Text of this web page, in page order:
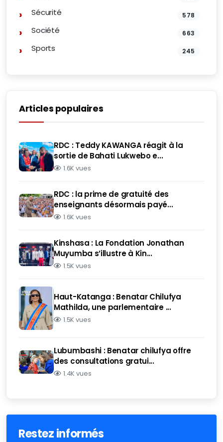
Sécurité 578
Société 663
Sports 245
Articles populaires
RDC : Teddy KAWANGA réagit à la
sortie de Bahati Lukwebo e...
1.6K vues
RDC : la prime de gratuité des
enseignants désormais payé...
1.6K vues
Kinshasa : La Fondation Jonathan
Muyumba s’illustre à Kin...
1.5K vues
Haut-Katanga : Benatar Chilufya
Mathilda, une parlementaire ...
1.5K vues
Lubumbashi : Benatar chilufya offre
des consultations gratui...
1.4K vues
Restez informés